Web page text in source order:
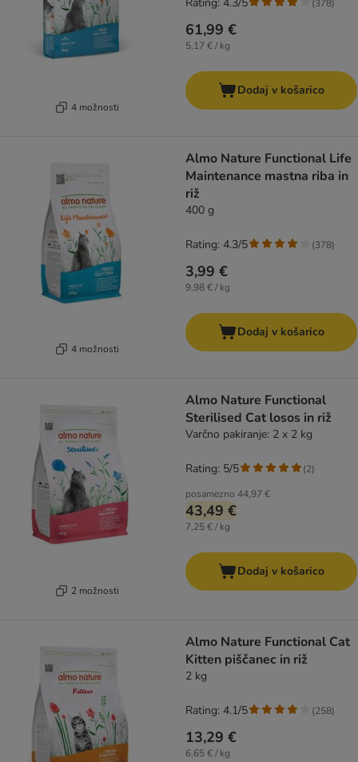
4 možnosti
61,99 €
5,17 € / kg
(378)
Dodaj v košarico
4 možnosti
Almo Nature Functional Life
Maintenance mastna riba in
riž
400 g
3,99 €
9,98 € / kg
Rating: 4.3/5 (378)
Dodaj v košarico
2 možnosti
Almo Nature Functional
Sterilised Cat losos in riž
Varčno pakiranje: 2 x 2 kg
posamezno 44,97 €
43,49 €
7,25 € / kg
Rating: 5/5 (2)
Dodaj v košarico
Almo Nature Functional Cat
Kitten piščanec in riž
2 kg
13,29 €
6,65 € / kg
Rating: 4.1/5 (258)